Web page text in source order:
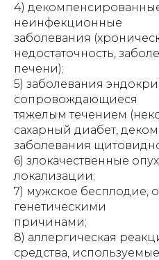
4)
неинфекционные
заболевания
недостаточность,
печени);
5) заболевания
сопровождающиеся
тяжелым течением
сахарный диабет,
заболевания
6) злокачественные
локализации;
7) мужское бесплодие,
генетическими
причинами;
8) аллергическая
средства,